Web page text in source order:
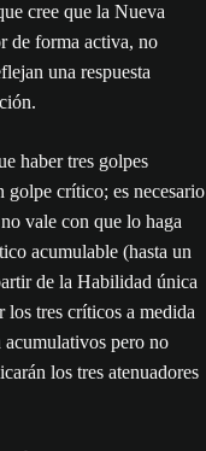
cree que la Nueva
de forma activa, no
una respuesta
haber tres golpes
golpe crítico; es necesario
vale con que lo haga
acumulable (hasta un
de la Habilidad única
los tres críticos a medida
acumulativos pero no
los tres atenuadores